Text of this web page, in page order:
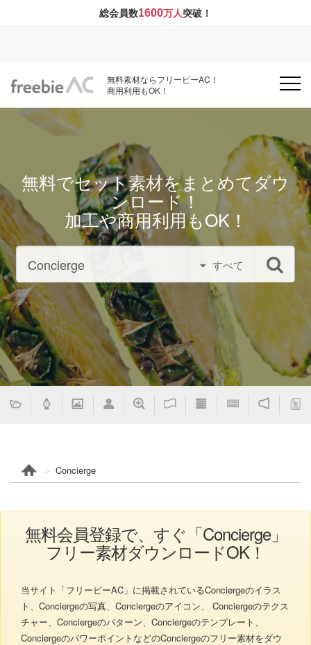
総会員数1600万人突破！
無料素材ならフリービーAC！
商用利用もOK！
無料でセット素材をまとめてダウ
ンロード！
加工や商用利用もOK！
すべて
Concierge
無料会員登録で、すぐ「Concierge」
フリー素材ダウンロードOK！
当サイト「フリービーAC」に掲載されているConciergeのイラス
ト、Conciergeの写真、Conciergeのアイコン、 Conciergeのテクス
チャー、Conciergeのパターン、Conciergeのテンプレート、
ConciergeのパワーポイントなどのConciergeのフリー素材をダウ